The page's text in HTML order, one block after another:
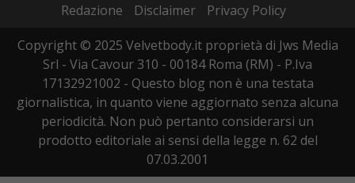
Redazione Disclaimer
Privacy Policy
Copyright © 2025 Velvetbody.it proprietà di Jws Media
Srl - Via Cavour 310 - 00184 Roma (RM) - P.Iva
17132921002 - Questo blog non è una testata
giornalistica, in quanto viene aggiornato senza alcuna
periodicità. Non può pertanto considerarsi un
prodotto editoriale ai sensi della legge n. 62 del
07.03.2001